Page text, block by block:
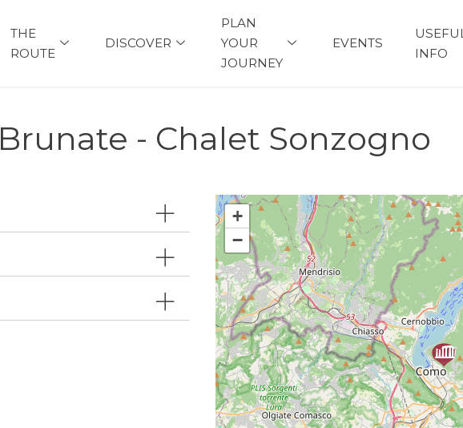
THE
ROUTE
DISCOVER
PLAN
YOUR
JOURNEY
EVENTS
USEFUL
INFO
Brunate - Chalet Sonzogno
+
−